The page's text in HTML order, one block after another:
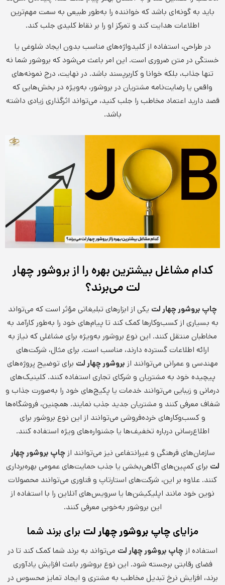
باید به گونه‌ای باشد که خواننده را به‌طور طبیعی به سمت مهم‌ترین
اطلاعات هدایت کند و تمرکز او را بر نقاط کلیدی جلب کند.
در طراحی، استفاده از کلیدواژه‌های مناسب بدون ایجاد شلوغی یا
خستگی در متن ضروری است. این امر باعث می‌شود که بروشور شما نه
تنها جذاب، بلکه خوانا و کاربرپسند باشد. در نهایت، درج نمونه‌های
واقعی یا رضایت‌نامه مشتریان در بروشور، به‌ویژه در بخش‌هایی که
قصد دارید اعتماد مخاطب را جلب کنید، می‌تواند اثرگذاری زیادی داشته
باشد.
کدام مشاغل بیشترین بهره را از بروشور چهار
لت می‌برند؟
چاپ بروشور چهار لت یکی از ابزارهای تبلیغاتی مؤثر است که می‌تواند
به بسیاری از کسب‌وکارها کمک کند تا پیام‌های خود را به‌طور کارآمد به
مخاطبان منتقل کنند. این نوع بروشور به‌ویژه برای مشاغلی که نیاز به
ارائه اطلاعات گسترده دارند، مناسب است. برای مثال، شرکت‌های
مهندسی و عمرانی می‌توانند از بروشور چهار لت برای توضیح پروژه‌های
پیچیده خود به مشتریان و شرکای تجاری استفاده کنند. کلینیک‌های
درمانی و زیبایی می‌توانند خدمات یا پکیج‌های خود را به‌صورت جذاب و
شفاف معرفی کنند و مشتریان جدید جذب نمایند. همچنین، فروشگاه‌ها
و کسب‌وکارهای خرده‌فروشی می‌توانند از این نوع بروشور برای
اطلاع‌رسانی درباره تخفیف‌ها یا جشنواره‌های ویژه استفاده کنند.
سازمان‌های فرهنگی و غیرانتفاعی نیز می‌توانند ازچاپ بروشور چهار
لت برای کمپین‌های آگاهی‌بخشی یا جذب حمایت‌های عمومی بهره‌برداری
کنند. علاوه بر این، شرکت‌های استارتاپ و فناوری می‌توانند محصولات
نوین خود مانند اپلیکیشن‌ها یا سرویس‌های آنلاین را با استفاده از
این بروشور به‌خوبی معرفی کنند.
مزایایچاپ بروشور چهار لت برای برند شما
استفاده ازچاپ بروشور چهار لت می‌تواند به برند شما کمک کند تا در
فضای رقابتی برجسته شود. این نوع بروشور باعث افزایش یادآوری
برند، افزایش نرخ تبدیل مخاطب به مشتری و ایجاد تمایز محسوس در